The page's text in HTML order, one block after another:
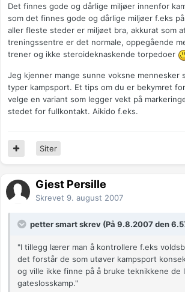
Det finnes gode og dårlige miljøer innenfor
som det finnes gode og dårlige miljøer f.eks
aller fleste steder er miljøet bra, akkurat som
treningssentre er det normale, oppegående
trener og ikke steroideknaskende torpedoer
Jeg kjenner mange sunne voksne mennesker
typer kampsport. Et tips om du er bekymret
velge en variant som legger vekt på
stedet for fullkontakt. Aikido f.eks.
Siter
Gjest Persille
Skrevet 9. august 2007
petter smart skrev (På 9.8.2007 den
"I tillegg lærer man å kontrollere f.eks
det forstår de som utøver kampsport
og ville ikke finne på å bruke teknikkene
gateslosskamp."